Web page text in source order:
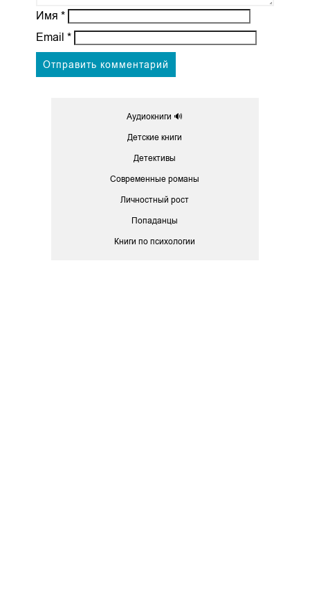
Имя *
Email *
Аудиокниги 🔊
Детские книги
Детективы
Современные романы
Личностный рост
Попаданцы
Книги по психологии